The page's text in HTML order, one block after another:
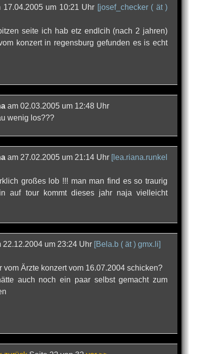
um 10:21 Uhr [josef_checker ( ät )
seite ich hab etz endlcih (nach 2 jahren)
konzert in regensburg gefunden es is echt
am 02.03.2005 um 12:48 Uhr
wenig los???
am 27.02.2005 um 21:14 Uhr [lea.riana.runkel
großes lob !!! man man find es so traurig
auf tour kommt dieses jahr naja vielleicht
22.12.2004 um 23:24 Uhr [Bela.b ( ät ) gmx.li]
vom Ärzte konzert vom 16.07.2004 schicken?
auch noch ein paar selbst gemacht zum